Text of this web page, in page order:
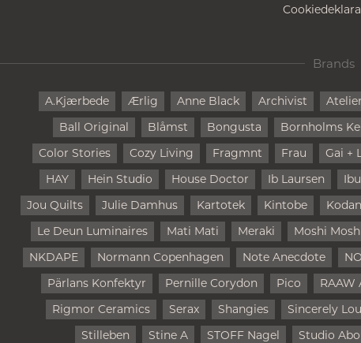
Brands
A.Kjærbede Ærlig Anne Black Archivist
Ball Original
Blåmst Bongusta Bornholms
Color Stories
Cozy Living Fragmnt Frau Gai +
HAY
Hein Studio House Doctor Ib Laursen
Jou Quilts
Julie Damhus Kartotek Kintobe
Le Deun Luminaires
Mati Mati Meraki Moshi
NKDAPE
Normann Copenhagen Note Anecdote
Pärlans Konfektyr
Pernille Corydon Pico RAAW
Rigmor Ceramics
Serax Shangies Sincerely Lou
Stilleben
Stine A STOFF Nagel Studio